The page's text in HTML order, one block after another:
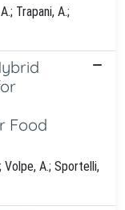
Trapani, A.;
Food
Volpe, A.; Sportelli,